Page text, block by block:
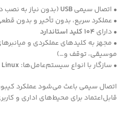
• اتصال سیمیUSB (بدون نیاز به نصب
• عملکرد سریع، بدون تأخیر و بدون
• دارای 104 کلید استاندارد
• مجهز به کلیدهای عملکردی و
موسیقی، توقف و…)
• سازگار با انواع سیستم‌عامل‌ها: Linux
اتصال سیمی باعث می‌شود عملکرد
قابل‌اعتماد برای محیط‌های اداری و